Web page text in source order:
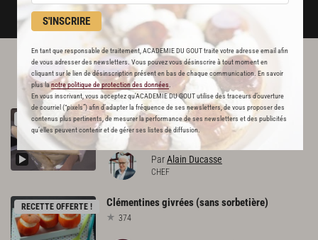
S'INSCRIRE
En tant que responsable de traitement, ACADEMIE DU GOUT traite votre adresse email afin
de vous adresser des newsletters. Vous pouvez vous désinscrire à tout moment en
cliquant sur le lien de désinscription présent en bas de chaque communication. En savoir
plus lanotre politique de protection des données
En vous inscrivant, vous acceptez qu'ACADEMIE DU GOUT utilise des traceurs d’ouverture
de courriel (“pixels”) afin d’adapter la fréquence de ses newsletters, de vous proposer des
contenus plus pertinents, de mesurer la performance de ses newsletters et des publicités
qu’elles peuvent contenir et de gérer ses listes de diffusion.
DÉJÀ ABONNÉ(E) ? JE ME CONNECTE
L'ACADÉMIE DU GOÛT VOUS
RECOMMANDE
RECETTE OFFERTE ! Meringues
344
ParAlain Ducasse
CHEF
RECETTE OFFERTE ! Clémentinesgivrées (sanssorbetière)
374